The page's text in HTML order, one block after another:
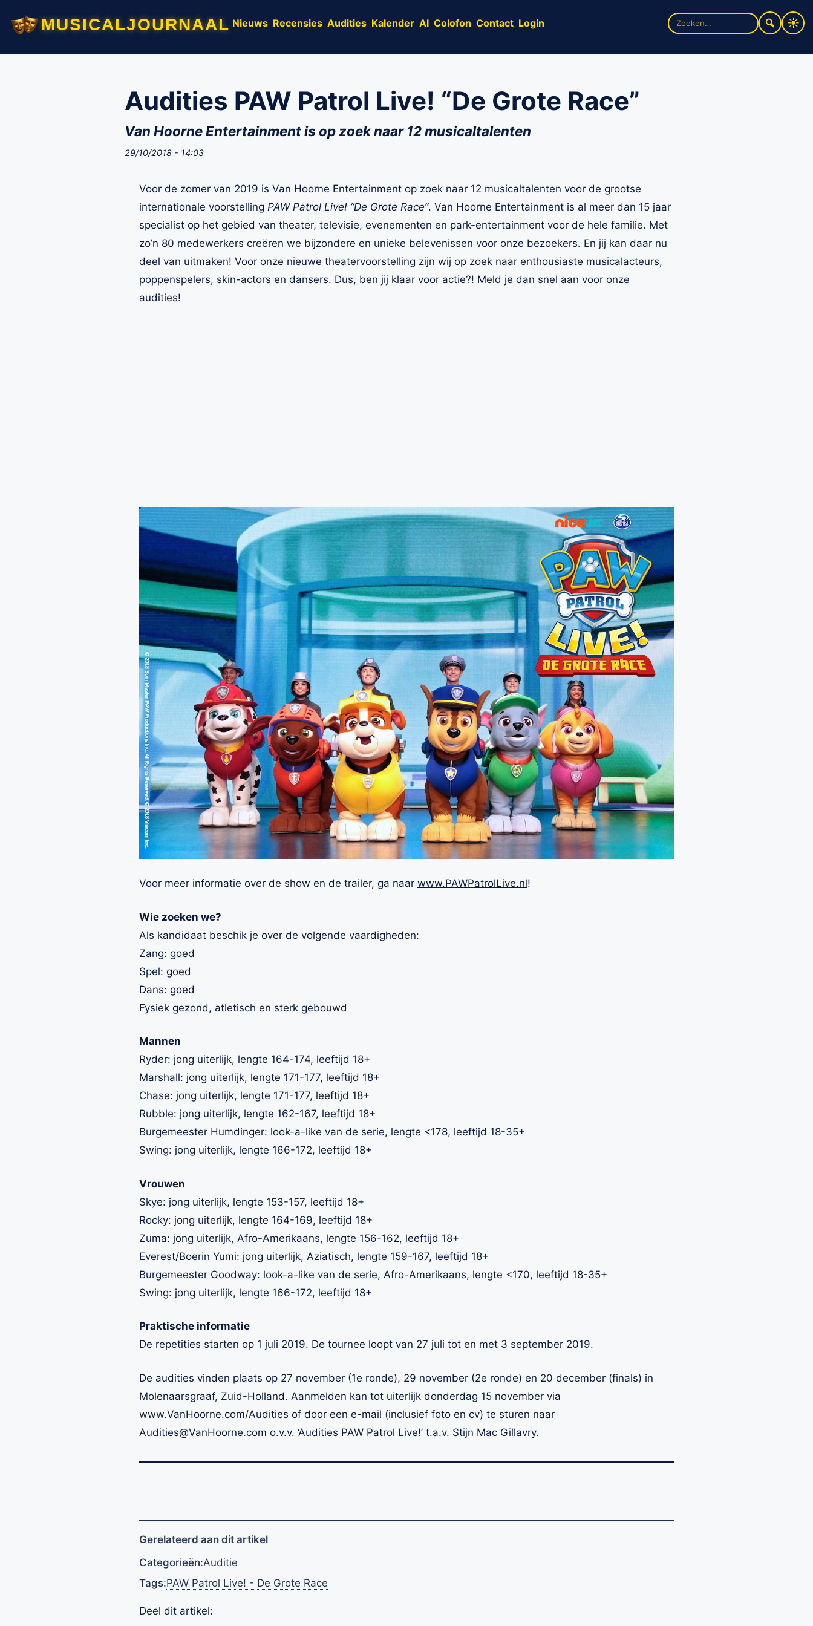
musicaljournaal Nieuws Recensies Audities Kalender AI Colofon Contact Login
Zoek
naar:
Audities PAW Patrol Live! “De Grote Race”
Van Hoorne Entertainment is op zoek naar 12 musicaltalenten
29/10/2018 - 14:03
Voor de zomer van 2019 is Van Hoorne Entertainment op zoek naar 12 musicaltalenten voor de grootse
internationale voorstelling PAW Patrol Live! “De Grote Race”. Van Hoorne Entertainment is al meer dan 15 jaar
specialist op het gebied van theater, televisie, evenementen en park-entertainment voor de hele familie. Met
zo’n 80 medewerkers creëren we bijzondere en unieke belevenissen voor onze bezoekers. En jij kan daar nu
deel van uitmaken! Voor onze nieuwe theatervoorstelling zijn wij op zoek naar enthousiaste musicalacteurs,
poppenspelers, skin-actors en dansers. Dus, ben jij klaar voor actie?! Meld je dan snel aan voor onze
audities!
Voor meer informatie over de show en de trailer, ga naar www.PAWPatrolLive.nl!
Wie zoeken we?
Als kandidaat beschik je over de volgende vaardigheden:
Zang: goed
Spel: goed
Dans: goed
Fysiek gezond, atletisch en sterk gebouwd
Mannen
Ryder: jong uiterlijk, lengte 164-174, leeftijd 18+
Marshall: jong uiterlijk, lengte 171-177, leeftijd 18+
Chase: jong uiterlijk, lengte 171-177, leeftijd 18+
Rubble: jong uiterlijk, lengte 162-167, leeftijd 18+
Burgemeester Humdinger: look-a-like van de serie, lengte <178, leeftijd 18-35+
Swing: jong uiterlijk, lengte 166-172, leeftijd 18+
Vrouwen
Skye: jong uiterlijk, lengte 153-157, leeftijd 18+
Rocky: jong uiterlijk, lengte 164-169, leeftijd 18+
Zuma: jong uiterlijk, Afro-Amerikaans, lengte 156-162, leeftijd 18+
Everest/Boerin Yumi: jong uiterlijk, Aziatisch, lengte 159-167, leeftijd 18+
Burgemeester Goodway: look-a-like van de serie, Afro-Amerikaans, lengte <170, leeftijd 18-35+
Swing: jong uiterlijk, lengte 166-172, leeftijd 18+
Praktische informatie
De repetities starten op 1 juli 2019. De tournee loopt van 27 juli tot en met 3 september 2019.
De audities vinden plaats op 27 november (1e ronde), 29 november (2e ronde) en 20 december (finals) in
Molenaarsgraaf, Zuid-Holland. Aanmelden kan tot uiterlijk donderdag 15 november via
www.VanHoorne.com/Audities of door een e-mail (inclusief foto en cv) te sturen naar
Audities@VanHoorne.com o.v.v. ‘Audities PAW Patrol Live!’ t.a.v. Stijn Mac Gillavry.
Gerelateerd aan dit artikel
Categorieën:Auditie
Tags:PAW Patrol Live! - De Grote Race
Deel dit artikel: